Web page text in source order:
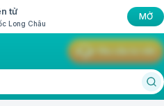
tử
Long Châu
MỞ